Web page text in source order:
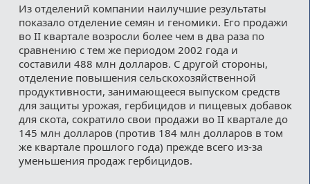
Из отделений компании наилучшие результаты
показало отделение семян и геномики. Его продажи
во II квартале возросли более чем в два раза по
сравнению с тем же периодом 2002 года и
составили 488 млн долларов. С другой стороны,
отделение повышения сельскохозяйственной
продуктивности, занимающееся выпуском средств
для защиты урожая, гербицидов и пищевых добавок
для скота, сократило свои продажи во II квартале до
145 млн долларов (против 184 млн долларов в том
же квартале прошлого года) прежде всего из-за
уменьшения продаж гербицидов.